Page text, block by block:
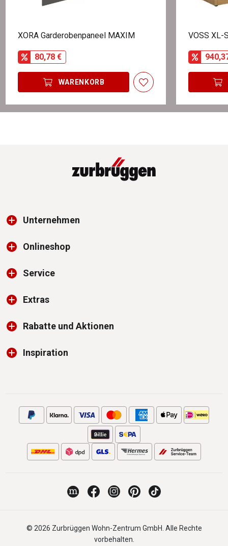
XORA Garderobenpaneel MAXIM
80,78 €
WARENKORB
VOSS XL-
Unternehmen
Onlineshop
Service
Extras
Rabatte und Aktionen
Inspiration
© 2026 Zurbrüggen Wohn-Zentrum GmbH. Alle Rechte
vorbehalten.